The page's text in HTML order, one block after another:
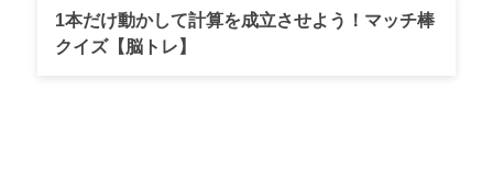
1本だけ動かして計算を成立させよう！マッチ棒
クイズ【脳トレ】